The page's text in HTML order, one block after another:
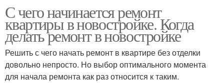
С чего начинается ремонт
квартиры в новостройке. Когда
делать ремонт в новостройке
Решить с чего начать ремонт в квартире без отделки
довольно непросто. Но выбор оптимального момента
для начала ремонта как раз относится к таким.